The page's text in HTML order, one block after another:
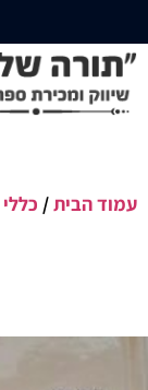
עמוד הבית/ כללי